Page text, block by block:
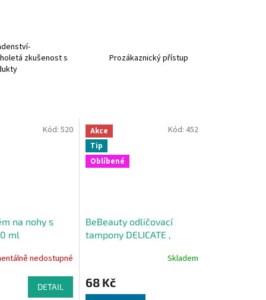
zkušenost s
Prozákaznický přístup
na nohy s
ml
nedostupné
DETAIL
Kód:520
Akce
Tip
Oblíbené
BeBeauty odličovací
tampony DELICATE ,
Skladem
68 Kč
Kód: 452